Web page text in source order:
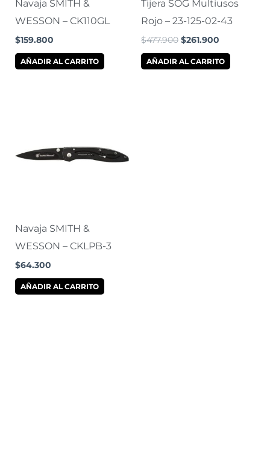
Navaja SMITH &
WESSON – CK110GL
$159.800
AÑADIR AL CARRITO
Tijera SOG Multiusos
Rojo – 23-125-02-43
$477.900 $261.900
AÑADIR AL CARRITO
Navaja SMITH &
WESSON – CKLPB-3
$64.300
AÑADIR AL CARRITO